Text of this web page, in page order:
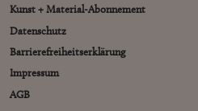
Kunst + Material-Abonnement
Datenschutz
Barrierefreiheitserklärung
Impressum
AGB